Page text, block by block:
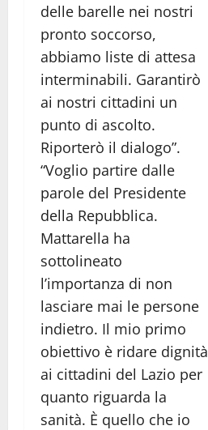
delle barelle nei nostri
pronto soccorso,
abbiamo liste di attesa
interminabili. Garantirò
ai nostri cittadini un
punto di ascolto.
Riporterò il dialogo”.
“Voglio partire dalle
parole del Presidente
della Repubblica.
Mattarella ha
sottolineato
l’importanza di non
lasciare mai le persone
indietro. Il mio primo
obiettivo è ridare dignità
ai cittadini del Lazio per
quanto riguarda la
sanità. È quello che io